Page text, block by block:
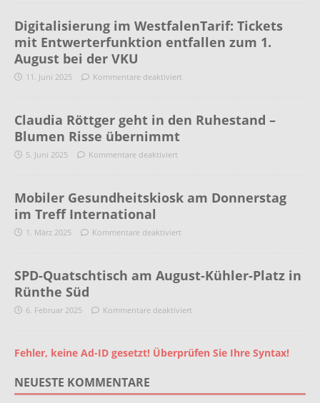
Digitalisierung im WestfalenTarif: Tickets
mit Entwerterfunktion entfallen zum 1.
August bei der VKU
11. Juni 2025 Kommentare deaktiviert
Claudia Röttger geht in den Ruhestand –
Blumen Risse übernimmt
5. Juni 2025 Kommentare deaktiviert
Mobiler Gesundheitskiosk am Donnerstag
im Treff International
1. März 2025 Kommentare deaktiviert
SPD-Quatschtisch am August-Kühler-Platz in
Rünthe Süd
6. Februar 2025 Kommentare deaktiviert
Fehler, keine Ad-ID gesetzt! Überprüfen Sie Ihre Syntax!
NEUESTE KOMMENTARE